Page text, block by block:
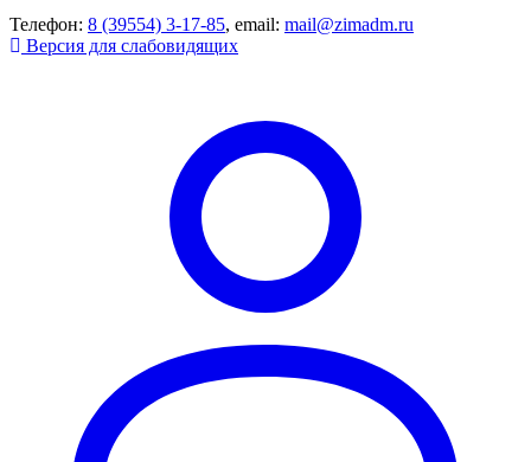
Телефон: 8 (39554) 3-17-85, email: mail@zimadm.ru
Версия для слабовидящих